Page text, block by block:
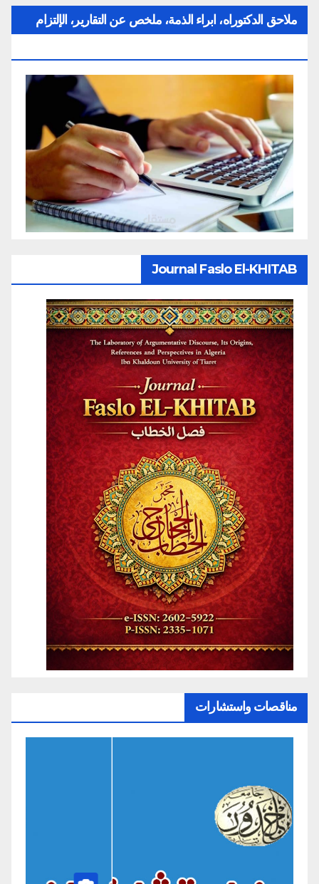
ملاحق الدكتوراه، ابراء الذمة، ملخص عن التقارير، الإلتزام
Journal Faslo El-KHITAB
مناقصات واستشارات